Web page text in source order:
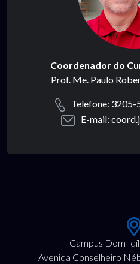
Coordenador do
Prof. Me. Paulo
Telefone: 3205-
E-mail:
Campus Dom
Avenida Conselheiro